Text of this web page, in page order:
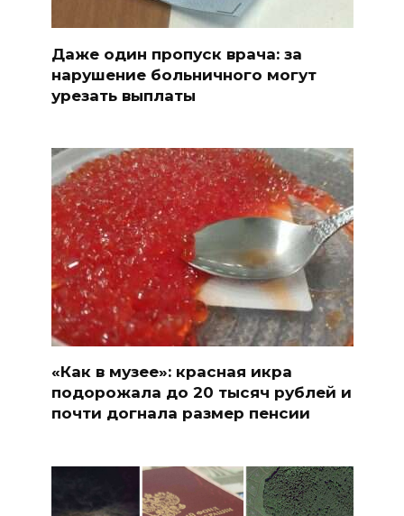
Даже один пропуск врача: за
нарушение больничного могут
урезать выплаты
«Как в музее»: красная икра
подорожала до 20 тысяч рублей и
почти догнала размер пенсии